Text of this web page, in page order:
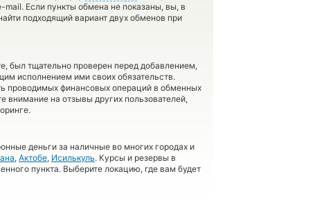
Если пункты обмена не показаны, вы, в
подходящий вариант двух обменов при
был тщательно проверен перед добавлением,
исполнением ими своих обязательств.
проводимых финансовых операций в обменных
внимание на отзывы других пользователей,
деньги за наличные во многих городах и
, Актобе, Исилькуль. Курсы и резервы в
пункта. Выберите локацию, где вам будет